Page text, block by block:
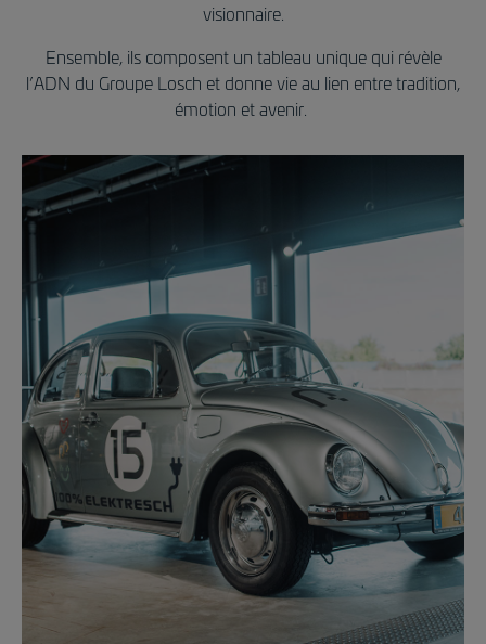
visionnaire.
Ensemble, ils composent un tableau unique qui révèle
l’ADN du Groupe Losch et donne vie au lien entre tradition,
émotion et avenir.